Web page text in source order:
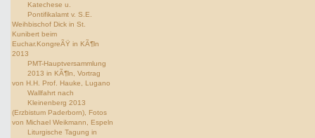
Katechese u.
Pontifikalamt v. S.E.
Weihbischof Dick in St.
Kunibert beim
Euchar.KongreÃŸ in KÃ¶ln
2013
PMT-Hauptversammlung
2013 in KÃ¶ln, Vortrag
von H.H. Prof. Hauke, Lugano
Wallfahrt nach
Kleinenberg 2013
(Erzbistum Paderborn), Fotos
von Michael Weikmann, Espeln
Liturgische Tagung in